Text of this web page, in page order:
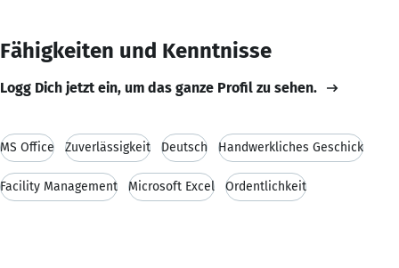
Fähigkeiten und Kenntnisse
Logg Dich jetzt ein, um das ganze Profil zu sehen.
MS Office Zuverlässigkeit Deutsch Handwerkliches Geschick
Facility Management Microsoft Excel Ordentlichkeit